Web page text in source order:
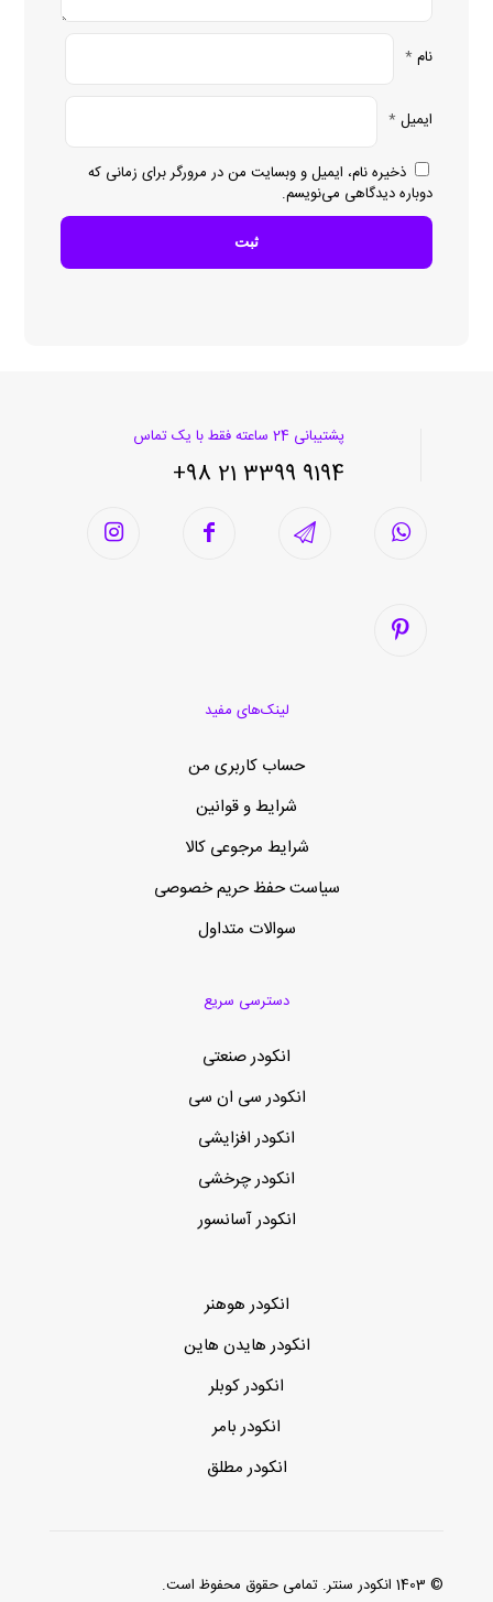
نام *
ایمیل *
ذخیره نام، ایمیل و وبسایت من در مرورگر برای زمانی که
دوباره دیدگاهی می‌نویسم.
پشتیبانی 24 ساعته فقط با یک تماس
9194 3399 21 98+
لینک‌های مفید
حساب کاربری من
شرایط و قوانین
شرایط مرجوعی کالا
سیاست حفظ حریم خصوصی
سوالات متداول
دسترسی سریع
انکودر صنعتی
انکودر سی ان سی
انکودر افزایشی
انکودر چرخشی
انکودر آسانسور
انکودر هوهنر
انکودر هایدن هاین
انکودر کوبلر
انکودر بامر
انکودر مطلق
© 1403 انکودر سنتر. تمامی حقوق محفوظ است.